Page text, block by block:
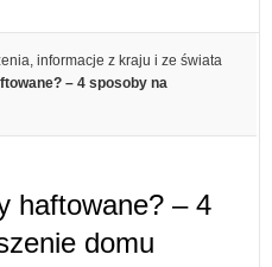
informacje z kraju i ze świata
– 4 sposoby na
haftowane? – 4
domu